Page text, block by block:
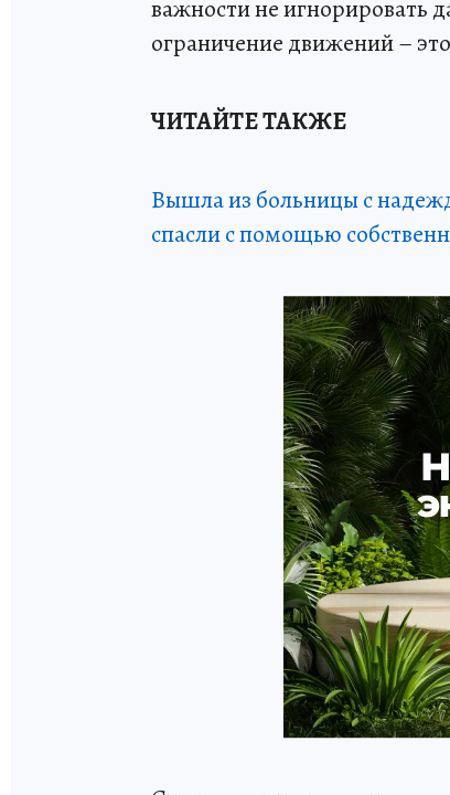
важности не игнорировать
ограничение движений –
ЧИТАЙТЕ ТАКЖЕ
Вышла из больницы с
спасли с помощью